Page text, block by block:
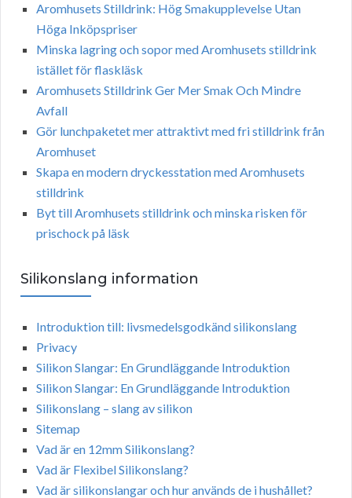
Aromhusets Stilldrink: Hög Smakupplevelse Utan
Höga Inköpspriser
Minska lagring och sopor med Aromhusets stilldrink
istället för flaskläsk
Aromhusets Stilldrink Ger Mer Smak Och Mindre
Avfall
Gör lunchpaketet mer attraktivt med fri stilldrink från
Aromhuset
Skapa en modern dryckesstation med Aromhusets
stilldrink
Byt till Aromhusets stilldrink och minska risken för
prischock på läsk
Silikonslang information
Introduktion till: livsmedelsgodkänd silikonslang
Privacy
Silikon Slangar: En Grundläggande Introduktion
Silikon Slangar: En Grundläggande Introduktion
Silikonslang – slang av silikon
Sitemap
Vad är en 12mm Silikonslang?
Vad är Flexibel Silikonslang?
Vad är silikonslangar och hur används de i hushållet?